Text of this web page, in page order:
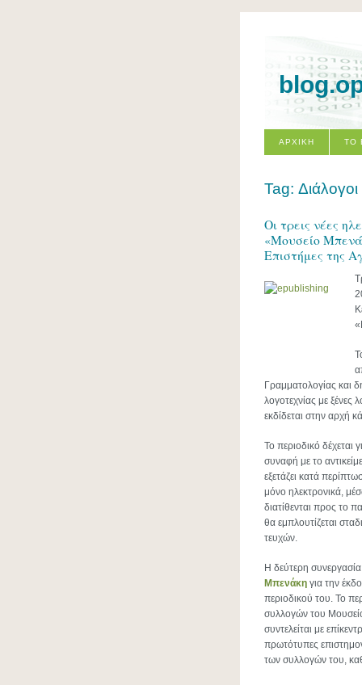
ΑΡΧΙΚΗ ΤΟ
Tag: Διάλογοι
Οι τρεις νέες
«Μουσείο
Επιστήμες της
Γραμματολογίας και
λογοτεχνίας με ξένες
εκδίδεται στην αρχή
Το περιοδικό δέχεται
συναφή με το
εξετάζει κατά
μόνο ηλεκτρονικά,
διατίθενται προς το
θα εμπλουτίζεται
τευχών.
Η δεύτερη
Μπενάκη για την
περιοδικού του. Το
συλλογών του
συντελείται με
πρωτότυπες
των συλλογών του,